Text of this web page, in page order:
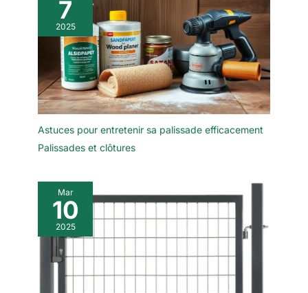
7
2025
Astuces pour entretenir sa palissade efficacement
Palissades et clôtures
Mar
10
2025